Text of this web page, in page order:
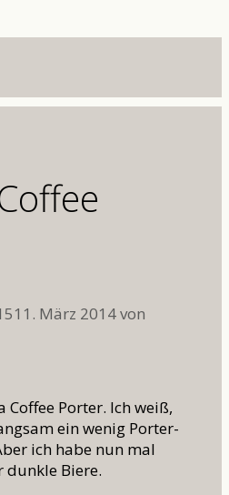
11. März 2014von
Coffee Porter. Ich weiß,
ein wenig Porter-
ich habe nun mal
dunkle Biere.